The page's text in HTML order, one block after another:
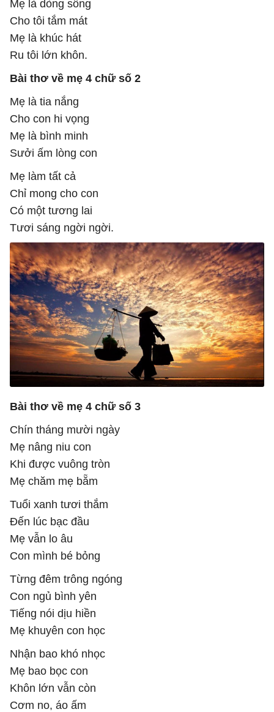
Mẹ là dòng sông
Cho tôi tắm mát
Mẹ là khúc hát
Ru tôi lớn khôn.
Bài thơ về mẹ 4 chữ số 2
Mẹ là tia nắng
Cho con hi vọng
Mẹ là bình minh
Sưởi ấm lòng con
Mẹ làm tất cả
Chỉ mong cho con
Có một tương lai
Tươi sáng ngời ngời.
Bài thơ về mẹ 4 chữ số 3
Chín tháng mười ngày
Mẹ nâng niu con
Khi được vuông tròn
Mẹ chăm mẹ bẵm
Tuổi xanh tươi thắm
Đến lúc bạc đầu
Mẹ vẫn lo âu
Con mình bé bỏng
Từng đêm trông ngóng
Con ngủ bình yên
Tiếng nói dịu hiền
Mẹ khuyên con học
Nhận bao khó nhọc
Mẹ bao bọc con
Khôn lớn vẫn còn
Cơm no, áo ấm